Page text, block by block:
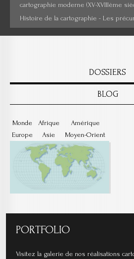
cartographie moderne (XV-XVIIIème
Histoire de la cartographie - Les
DOSSIERS
BLOG
Monde
Europe
Afrique
Asie
Amérique
Moyen-Orient
PORTFOLIO
Visitez la galerie de nos réalisations